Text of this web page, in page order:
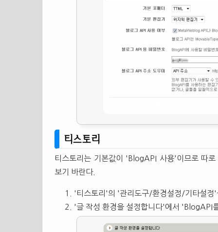
티스토리
티스토리는 기본값이 'BlogAPI 사용'이므로 따
보기 바란다.
'티스토리'의 '관리도구/환경설정/기타설정'
'글 작성 환경을 설정합니다'에서 'BlogAPI